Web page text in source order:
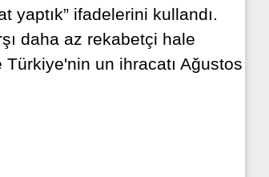
yaptık” ifadelerini kullandı.
daha az rekabetçi hale
un ihracatı Ağustos